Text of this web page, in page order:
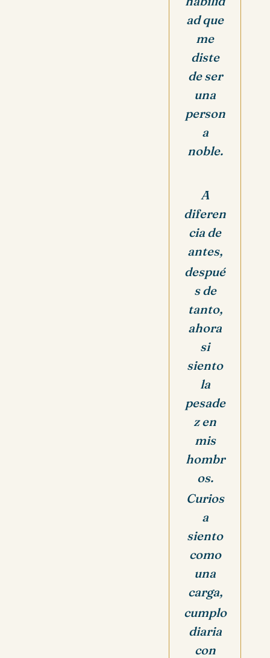
ad que
me
diste
de ser
una
person
a
noble.
A
diferen
cia de
antes,
despué
s de
tanto,
ahora
si
siento
la
pesade
z en
mis
hombr
os.
Curios
a
siento
como
una
carga,
cumplo
diaria
con